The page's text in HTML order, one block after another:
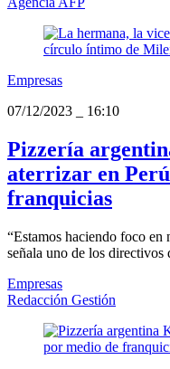
Empresas
07/12/2023
16:10
Pizzería
aterrizar en
franquicias
“Estamos haciendo foco en
señala uno de los directivos
Empresas
Redacción Gestión